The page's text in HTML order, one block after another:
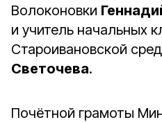
Волоконовки
и учитель начальных
Староивановской
Светочева.
Почётной грамоты